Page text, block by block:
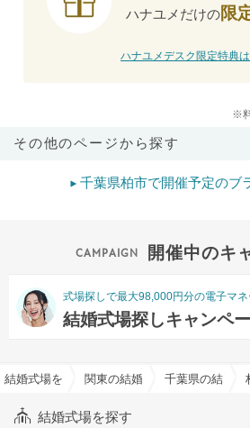
ハナユメだけの限
ハナユメデスク限定特典
※
その他のページから探す
千葉県柏市で開催予定のブ
開催中のキ
式場探しで最大98,000円分の電子マ
結婚式場探しキャンペ
結婚式場を探すならハナユメ
関東の結婚式場千葉県の結婚式
結婚式場を探す